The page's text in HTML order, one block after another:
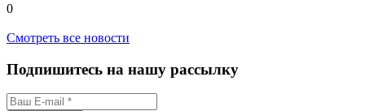
0
Смотреть все новости
Подпишитесь на нашу рассылку